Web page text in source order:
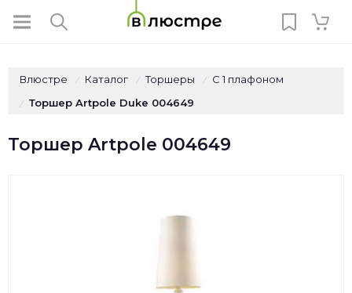
Влюстре / Каталог / Торшеры / С 1 плафоном
/ Торшер Artpole Duke 004649
Торшер Artpole 004649